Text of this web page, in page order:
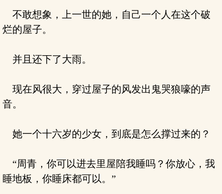
不敢想象，上一世的她，自己一个人在这个破
烂的屋子。
并且还下了大雨。
现在风很大，穿过屋子的风发出鬼哭狼嚎的声
音。
她一个十六岁的少女，到底是怎么撑过来的？
“周青，你可以进去里屋陪我睡吗？你放心，我
睡地板，你睡床都可以。”